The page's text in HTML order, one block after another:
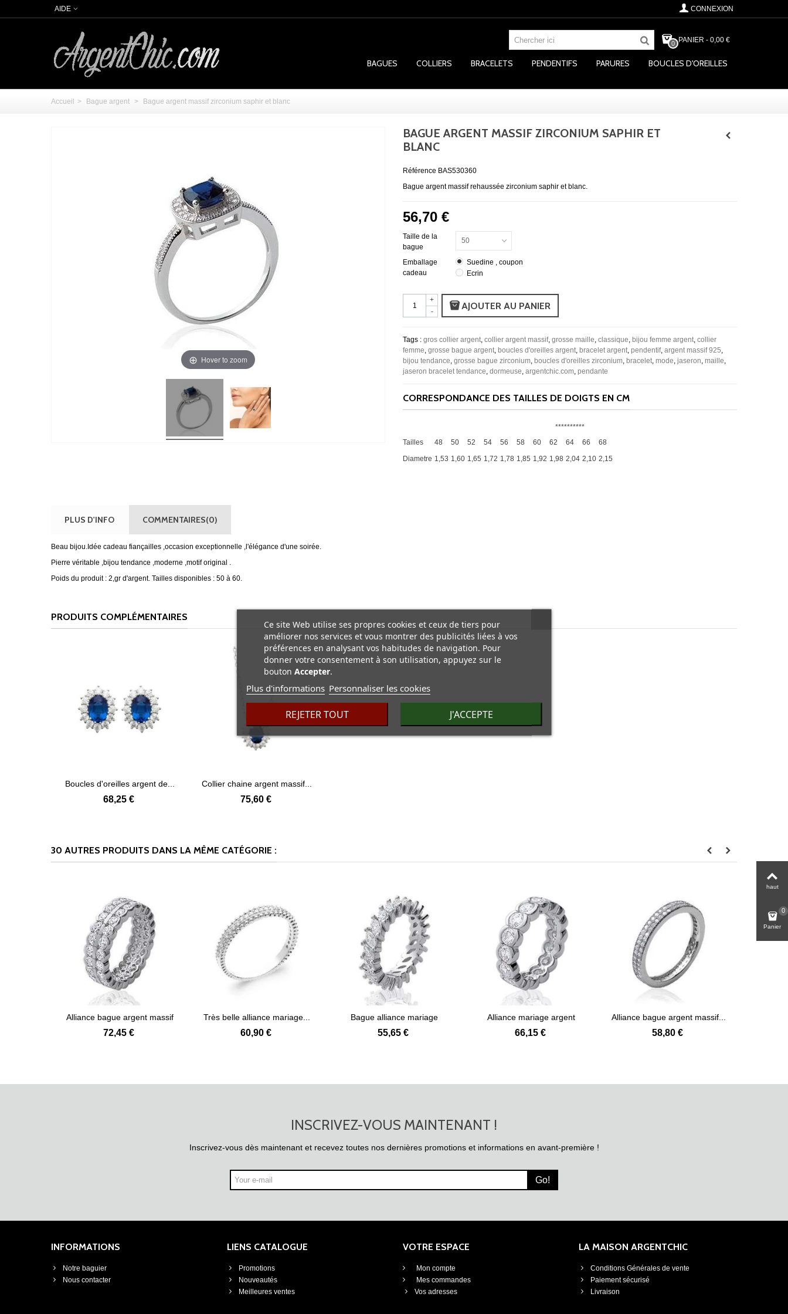
AIDE CONNEXION
0 PANIER - 0,00 €
BAGUES COLLIERS BRACELETS PENDENTIFS PARURES BOUCLES D'OREILLES
Accueil > Bague argent > Bague argent massif zirconium saphir et blanc
Hover to zoom
BAGUE ARGENT MASSIF ZIRCONIUM SAPHIR ET
BLANC
Référence BAS530360
Bague argent massif rehaussée zirconium saphir et blanc.
56,70 €
Taille de la
bague
50
Emballage
cadeau
Suedine , coupon
Ecrin
-
+
AJOUTER AU PANIER
Tags : gros collier argent collier argent massif, grosse maille classique bijou femme argent collier
femme grosse bague argent boucles d'oreilles argent bracelet argent pendentif, argent massif 925
bijou tendance grosse bague zirconium boucles d'oreilles zirconium bracelet mode jaseron maille
jaseron bracelet tendance dormeuse argentchic.com pendante
CORRESPONDANCE DES TAILLES DE DOIGTS EN CM
**********
Tailles
48 50 52 54 56 58 60 62 64 66
68
Diametre 1,53 1,60 1,65 1,72 1,78 1,85 1,92 1,98 2,04 2,10 2,15
PLUS D'INFO COMMENTAIRES(0)
Beau bijou.Idée cadeau fiançailles ,occasion exceptionnelle ,l'élégance d'une soirée.
Pierre véritable ,bijou tendance ,moderne ,motif original .
Poids du produit : 2,gr d'argent. Tailles disponibles : 50 à 60.
PRODUITS COMPLÉMENTAIRES
Afficher détails
Boucles d'oreilles argent de...
68,25 €
Afficher détails
Collier chaine argent massif...
75,60 €
30 AUTRES PRODUITS DANS LA MÊME CATÉGORIE :
Voir plus
Alliance bague argent massif
de...
72,45 €
Voir plus
Très belle alliance mariage...
60,90 €
Voir plus
Bague alliance mariage
argent...
55,65 €
Voir plus
Alliance mariage argent
massif...
66,15 €
Voir plus
Alliance bague argent massif...
58,80 €
INSCRIVEZ-VOUS MAINTENANT !
Inscrivez-vous dès maintenant et recevez toutes nos dernières promotions et informations en avant-première !
Go!
Ce site Web utilise ses propres cookies et ceux de tiers pour
améliorer nos services et vous montrer des publicités liées à vos
préférences en analysant vos habitudes de navigation. Pour
donner votre consentement à son utilisation, appuyez sur le
bouton Accepter.
Plus d'informations Personnaliser les cookies
REJETER TOUT J'ACCEPTE
INFORMATIONS
Notre baguier
Nous contacter
LIENS CATALOGUE
Promotions
Nouveautés
Meilleures ventes
VOTRE ESPACE
Mon compte
Mes commandes
Vos adresses
LA MAISON ARGENTCHIC
Conditions Générales de vente
Paiement sécurisé
Livraison
haut
Panier
0